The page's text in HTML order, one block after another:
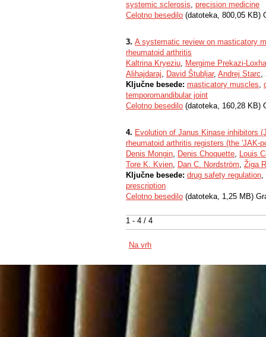
1 - 4 / 4
systemic sclerosis, precision medicine
Celotno besedilo (datoteka, 800,05 KB)
3. A systematic review on masticatory
rheumatoid arthritis
Kaltrina Kryeziu, Mergime Prekazi-Loxha
Alihajdaraj, David Štubljar, Andrej Starc,
Ključne besede: masticatory muscles,
temporomandibular joint
Celotno besedilo (datoteka, 160,28 KB)
4. Evolution of Janus Kinase inhibitors
rheumatoid arthritis registers (the 'JAK-
Denis Mongin, Denis Choquette, Louis
Tore K. Kvien, Dan C. Nordström, Žiga
Ključne besede: drug safety regulation,
prescription
Celotno besedilo (datoteka, 1,25 MB)
Na vrh